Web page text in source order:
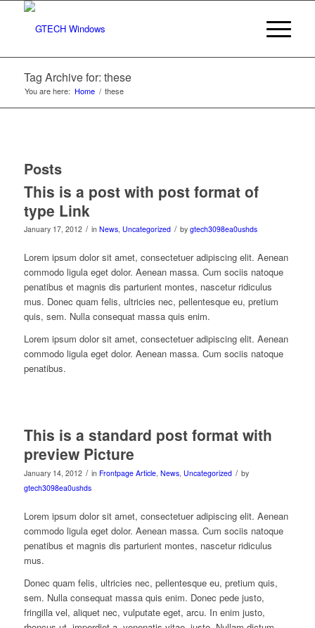
Tag Archive for: these
You are here: Home / these
Posts
This is a post with post format of
type Link
January 17, 2012 / in News, Uncategorized / by gtech3098ea0ushds
Lorem ipsum dolor sit amet, consectetuer adipiscing elit. Aenean
commodo ligula eget dolor. Aenean massa. Cum sociis natoque
penatibus et magnis dis parturient montes, nascetur ridiculus
mus. Donec quam felis, ultricies nec, pellentesque eu, pretium
quis, sem. Nulla consequat massa quis enim.
Lorem ipsum dolor sit amet, consectetuer adipiscing elit. Aenean
commodo ligula eget dolor. Aenean massa. Cum sociis natoque
penatibus.
This is a standard post format with
preview Picture
January 14, 2012 / in Frontpage Article, News, Uncategorized / by
gtech3098ea0ushds
Lorem ipsum dolor sit amet, consectetuer adipiscing elit. Aenean
commodo ligula eget dolor. Aenean massa. Cum sociis natoque
penatibus et magnis dis parturient montes, nascetur ridiculus
mus.
Donec quam felis, ultricies nec, pellentesque eu, pretium quis,
sem. Nulla consequat massa quis enim. Donec pede justo,
fringilla vel, aliquet nec, vulputate eget, arcu. In enim justo,